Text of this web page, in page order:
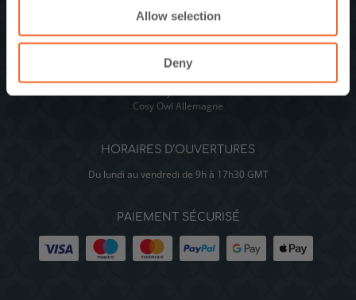
Allow selection
Deny
Neutrino Retail Ltd. 20-28 Albert Road, Braintree, Essex CM7 3JQ,
enquiries@cosyowl.com
Cosy Owl UK
Cosy Owl Allemagne
HORAIRES D’OUVERTURES
Du lundi au vendredi de 9h à 17h30 GMT
PAIEMENT SÉCURISÉ